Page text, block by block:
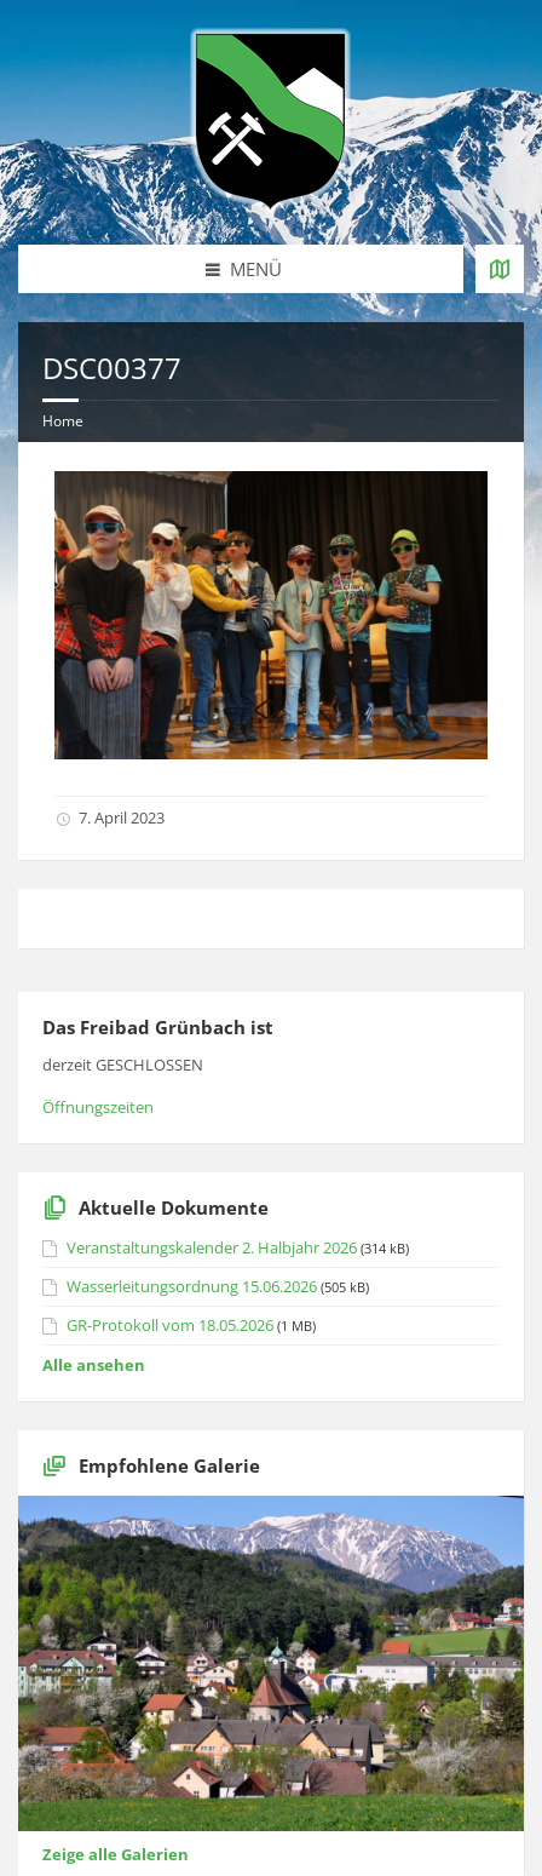
MENÜ
DSC00377
Home
7. April 2023
Das Freibad Grünbach ist
derzeit GESCHLOSSEN
Öffnungszeiten
Aktuelle Dokumente
Veranstaltungskalender 2. Halbjahr 2026 (314 kB)
Wasserleitungsordnung 15.06.2026 (505 kB)
GR-Protokoll vom 18.05.2026 (1 MB)
Alle ansehen
Empfohlene Galerie
Zeige alle Galerien